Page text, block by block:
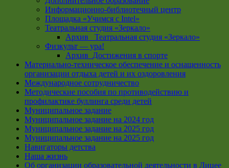
Информационно-библиотечный центр
Площадка «Учимся с Intel»
Театральная студия «Зеркало»
Архив _Театральная студия «Зеркало»
Физкульт — ура!
Архив_Достижения в спорте
Материально-техническое обеспечение и оснащенность
организации отдыха детей и их оздоровления
Международное сотрудничество
Методические пособия по противодействию и
профилактике буллинга среди детей
Муниципальное задание
Муниципальное задание на 2024 год
Муниципальное задание на 2025 год
Муниципальное задание на 2025 год
Навигаторы детства
Наша жизнь
Об организации образовательной деятельности в Лицее